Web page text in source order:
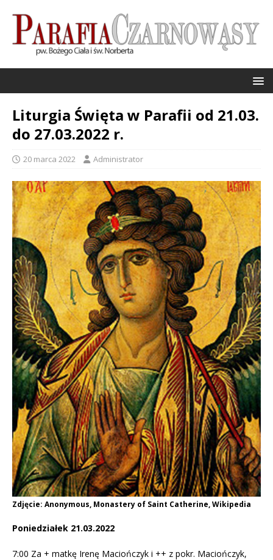
Liturgia Święta w Parafii od 21.03.
do 27.03.2022 r.
20 marca 2022 Administrator
Zdjęcie: Anonymous, Monastery of Saint Catherine, Wikipedia
Poniedziałek 21.03.2022
7:00 Za + matkę Irenę Maciończyk i ++ z pokr. Maciończyk,